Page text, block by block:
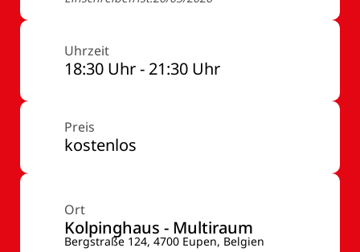
Uhrzeit
18:30 Uhr - 21:30 Uhr
Preis
kostenlos
Ort
Kolpinghaus - Multiraum
Bergstraße 124, 4700 Eupen, Belgien